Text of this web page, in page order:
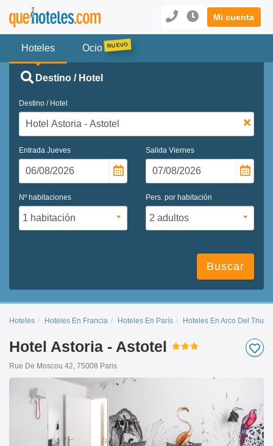
Mi cuenta
Hoteles Ocio
Destino / Hotel
Destino / Hotel
Entrada Jueves Salida Viernes
Nº habitaciones Pers. por habitación
Buscar
Hoteles Hoteles En Francia Hoteles En París Hoteles En Arco Del
Hotel Astoria - Astotel
Rue De Moscou 42, 75008 Paris